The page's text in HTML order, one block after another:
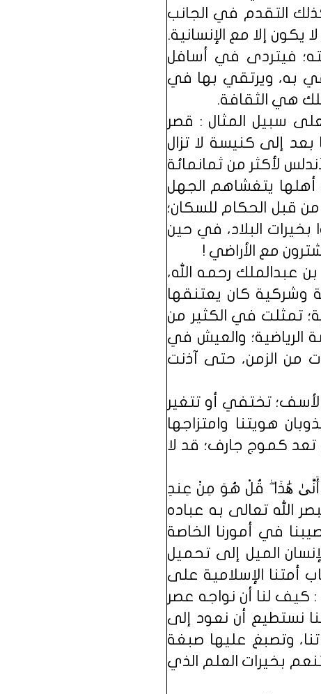
التقدم في الجانب
يكون إلا مع الإنسانية.
فيتردى في أسافل
به، ويرتقي بها في
هي الثقافة.
سبيل المثال : قصر
بعد إلى كنيسة لا تزال
لأكثر من ثمانمائة
أهلها يتغشاهم الجهل
قبل الحكام للسكان؛
البلاد، في حين
مع الأراضي !
بن عبدالملك رحمه الله،
وشركية كان يعتنقها
تمثلت في الكثير من
الرياضية؛ والعيش في
من الزمن، حتى آذنت
تختفي أو تتغير
هويتنا وامتزاجها
تعد كموج جارف؛ قد لا
أَنَّىٰ هَٰذَا ۖ قُلْ هُوَ مِنْ عِندِ
عمران : 165) ملمح عظيم يبصر الله تعالى به عباده
في أمورنا الخاصة
الميل إلى تحميل
أمتنا الإسلامية على
كيف لنا أن نواجه عصر
نستطيع أن نعود إلى
وتصبغ عليها صبغة
بخيرات العلم الذي